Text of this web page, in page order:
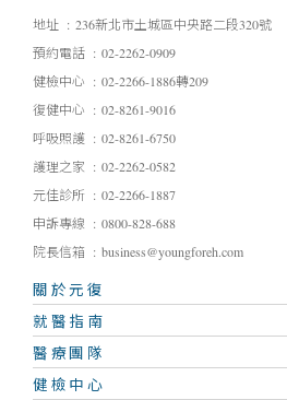
地址
236新北市土城區中央路二段320號
預約電話
02-2262-0909
健檢中心
02-2266-1886轉209
復健中心
02-8261-9016
呼吸照護
02-8261-6750
護理之家
02-2262-0582
元佳診所
02-2266-1887
申訴專線
0800-828-688
院長信箱
business@youngforeh.com
關於元復
就醫指南
醫療團隊
健檢中心